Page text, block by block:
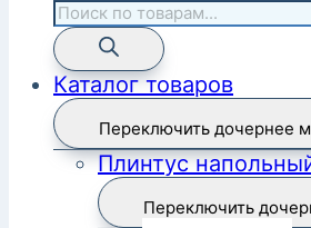
Каталог товаров
Переключить дочернее
Плинтус
Переключить